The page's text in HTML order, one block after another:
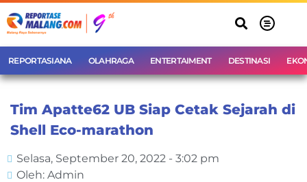
REPORTASIANA OLAHRAGA ENTERTAIMENT DESTINASI
Tim Apatte62 UB Siap Cetak Sejarah di
Shell Eco-marathon
Selasa, September 20, 2022 - 3:02 pm
Oleh: Admin